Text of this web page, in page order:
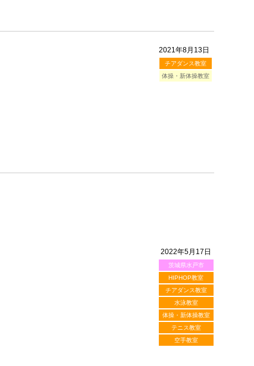
2021年8月13日
チアダンス教室
体操・新体操教室
2022年5月17日
茨城県水戸市
HIPHOP教室
チアダンス教室
水泳教室
体操・新体操教室
テニス教室
空手教室